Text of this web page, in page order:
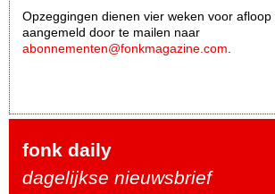
Opzeggingen dienen vier weken voor afloop
aangemeld door te mailen naar
abonnementen@fonkmagazine.com
fonk daily
dagelijkse nieuwsbrief